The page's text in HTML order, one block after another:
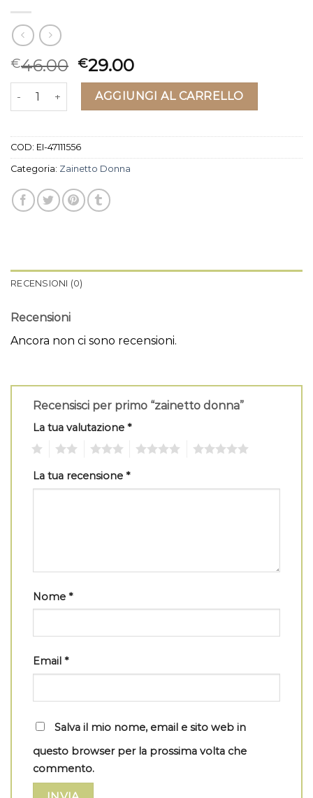
€46.00 €29.00
zainetto donna quantitàAGGIUNGI AL CARRELLO
COD: EI-47111556
Categoria: Zainetto Donna
RECENSIONI (0)
Recensioni
Ancora non ci sono recensioni.
Recensisci per primo “zainetto donna”
La tua valutazione *
La tua recensione *
Nome *
Email *
Salva il mio nome, email e sito web in
questo browser per la prossima volta che
commento.